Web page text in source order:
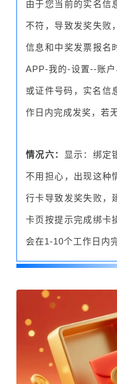
由于您当前的实名信
不符，导致发奖失败
信息和中奖发票报名
APP-我的-设置--账
或证件号码，实名信
作日内完成发奖，若
情况六： 显示：绑定
不用担心，出现这种
行卡导致发奖失败，
卡页按提示完成绑卡
会在1-10个工作日内